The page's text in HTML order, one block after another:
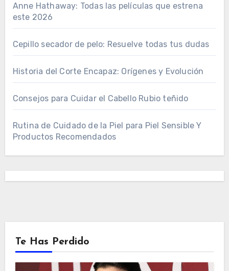
Anne Hathaway: Todas las películas que estrena
este 2026
Cepillo secador de pelo: Resuelve todas tus dudas
Historia del Corte Encapaz: Orígenes y Evolución
Consejos para Cuidar el Cabello Rubio teñido
Rutina de Cuidado de la Piel para Piel Sensible Y
Productos Recomendados
Te Has Perdido